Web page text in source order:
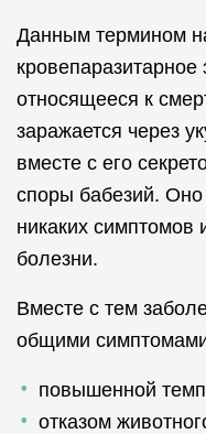
Данным термином
относящееся к
заражается через
вместе с его
споры бабезий.
никаких симптомов
болезни.
Вместе с тем
общими
повышенной
отказом